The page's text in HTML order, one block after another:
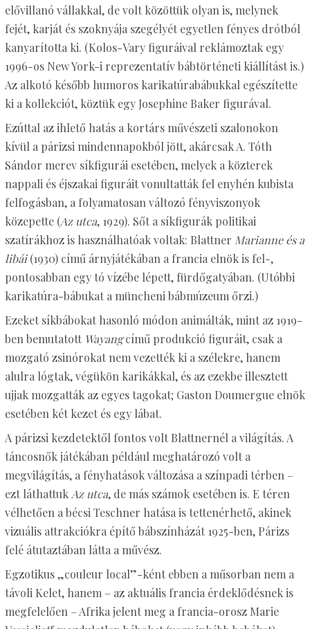
elővillanó vállakkal, de volt közöttük olyan is, melynek
fejét, karját és szoknyája szegélyét egyetlen fényes drótból
kanyarította ki. (Kolos-Vary figuráival reklámoztak egy
1996-os New York-i reprezentatív bábtörténeti kiállítást is.)
Az alkotó később humoros karikatúrabábukkal egészítette
ki a kollekciót, köztük egy Josephine Baker figurával.
Ezúttal az ihlető hatás a kortárs művészeti szalonokon
kívül a párizsi mindennapokból jött, akárcsak A. Tóth
Sándor merev síkfigurái esetében, melyek a közterek
nappali és éjszakai figuráit vonultatták fel enyhén kubista
felfogásban, a folyamatosan változó fényviszonyok
közepette (Az utca, 1929). Sőt a síkfigurák politikai
szatírákhoz is használhatóak voltak: Blattner Marianne és a
libái(1930) című árnyjátékában a francia elnök is fel-,
pontosabban egy tó vízébe lépett, fürdőgatyában. (Utóbbi
karikatúra-bábukat a müncheni bábmúzeum őrzi.)
Ezeket síkbábokat hasonló módon animálták, mint az 1919-
ben bemutatott Wayangcímű produkció figuráit, csak a
mozgató zsinórokat nem vezették ki a szélekre, hanem
alulra lógtak, végükön karikákkal, és az ezekbe illesztett
ujjak mozgatták az egyes tagokat; Gaston Doumergue elnök
esetében két kezet és egy lábat.
A párizsi kezdetektől fontos volt Blattnernél a világítás. A
táncosnők játékában például meghatározó volt a
megvilágítás, a fényhatások változása a színpadi térben –
ezt láthattuk Az utca, de más számok esetében is. E téren
vélhetően a bécsi Teschner hatása is tettenérhető, akinek
vizuális attrakciókra építő bábszínházát 1925-ben, Párizs
felé átutaztában látta a művész.
Egzotikus „couleur local”-ként ebben a műsorban nem a
távoli Kelet, hanem – az aktuális francia érdeklődésnek is
megfelelően – Afrika jelent meg a francia-orosz Marie